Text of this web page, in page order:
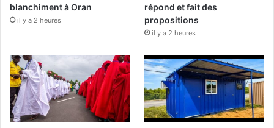
blanchiment à Oran
il y a 2 heures
répond et fait des
propositions
il y a 2 heures